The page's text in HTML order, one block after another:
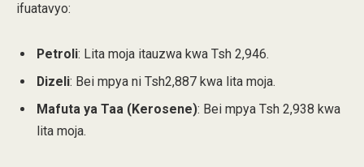
ifuatavyo:
Petroli: Lita moja itauzwa kwa Tsh 2,946.
Dizeli: Bei mpya ni Tsh2,887 kwa lita moja.
Mafuta ya Taa (Kerosene): Bei mpya Tsh 2,938 kwa
lita moja.